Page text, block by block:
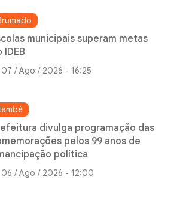
municipais superam metas
IDEB
07 / Ago / 2026 - 16:25
divulga programação das
pelos 99 anos de
política
06 / Ago / 2026 - 12:00